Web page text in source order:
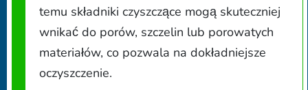
temu składniki czyszczące mogą skuteczniej
wnikać do porów, szczelin lub porowatych
materiałów, co pozwala na dokładniejsze
oczyszczenie.